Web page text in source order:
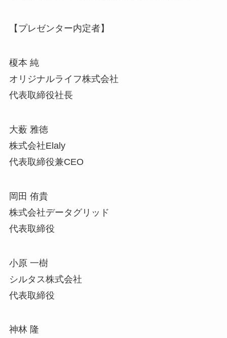
【プレゼンター内定者】
榎本 純
オリジナルライフ株式会社
代表取締役社長
大薮 雅徳
株式会社Elaly
代表取締役兼CEO
岡田 侑貴
株式会社データグリッド
代表取締役
小原 一樹
シルタス株式会社
代表取締役
神林 隆